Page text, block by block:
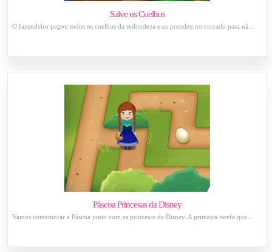
Salve os Coelhos
O fazendeiro pegou todos os coelhos da redondeza e os prendeu no cercado para nã...
Páscoa Princesas da Disney
Vamos comemorar a Páscoa junto com as princesas da Disney. A primeira tarefa que...